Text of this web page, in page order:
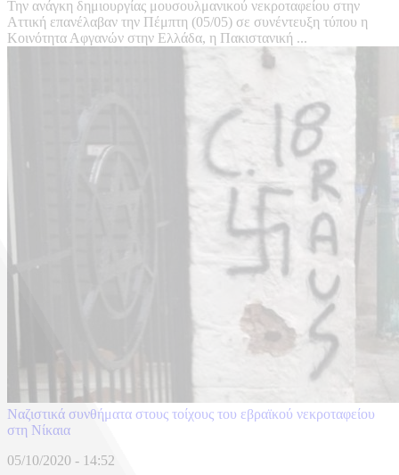
Την ανάγκη δημιουργίας μουσουλμανικού νεκροταφείου στην
Αττική επανέλαβαν την Πέμπτη (05/05) σε συνέντευξη τύπου η
Κοινότητα Αφγανών στην Ελλάδα, η Πακιστανική ...
Ναζιστικά συνθήματα στους τοίχους του εβραϊκού νεκροταφείου
στη Νίκαια
05/10/2020 - 14:52